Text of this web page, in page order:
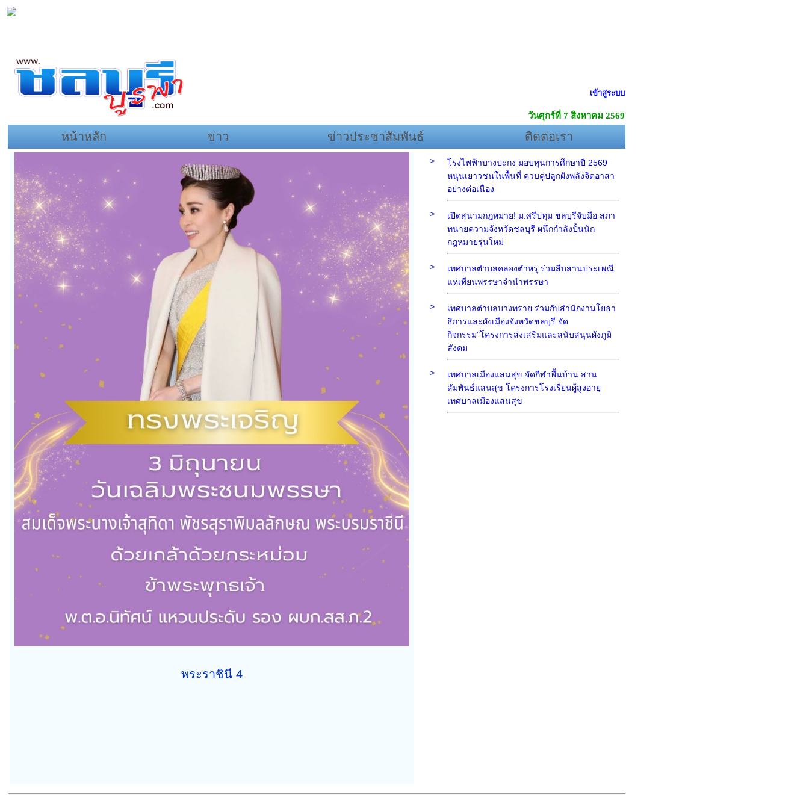
เข้าสู่ระบบ
วันศุกร์ที่ 7 สิงหาคม 2569
หน้าหลัก ข่าว ข่าวประชาสัมพันธ์ ติดต่อเรา
พระราชินี 4
>
โรงไฟฟ้าบางปะกง มอบทุนการศึกษาปี 2569
หนุนเยาวชนในพื้นที่ ควบคู่ปลูกฝังพลังจิตอาสา
อย่างต่อเนื่อง
>
เปิดสนามกฎหมาย! ม.ศรีปทุม ชลบุรีจับมือ สภา
ทนายความจังหวัดชลบุรี ผนึกกำลังปั้นนัก
กฎหมายรุ่นใหม่
>
เทศบาลตำบลคลองตำหรุ ร่วมสืบสานประเพณี
แห่เทียนพรรษาจำนำพรรษา
>
เทศบาลตำบลบางทราย ร่วมกับสำนักงานโยธา
ธิการและผังเมืองจังหวัดชลบุรี จัด
กิจกรรม"โครงการส่งเสริมและสนับสนุนผังภูมิ
สังคม
>
เทศบาลเมืองแสนสุข จัดกีฬาพื้นบ้าน สาน
สัมพันธ์แสนสุข โครงการโรงเรียนผู้สูงอายุ
เทศบาลเมืองแสนสุข
———————————————————————————————————————————————————————————–––––––––